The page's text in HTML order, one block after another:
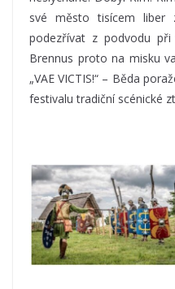
své město tisícem liber
podezřívat z podvodu
Brennus proto na misku
„VAE VICTIS!“ – Běda
festivalu tradiční scénické